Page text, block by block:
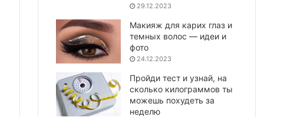
29.12.2023
Макияж для карих глаз и
темных волос — идеи и
фото
24.12.2023
Пройди тест и узнай, на
сколько килограммов ты
можешь похудеть за
неделю